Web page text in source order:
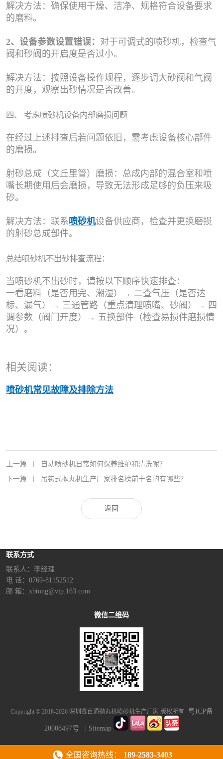
解决方法：确保使用干燥、洁净、规格符合设备要求
的磨料。
2、设备参数设置错误： 对于可调式的喷砂机，检查气
阀和砂阀的开启度是否过小。
解决方法：按照设备操作规程，逐步调大砂阀和气阀
的开度，观察出砂情况是否改善。
四、 考虑喷砂机设备内部磨损问题
在经过上述排查后若问题依旧，需考虑设备核心部件
的磨损。
射砂总成（文丘里管）磨损：总成内部的混合室和喷
嘴长期使用后会磨损，导致无法形成足够的负压来吸
砂。
解决方法：联系喷砂机设备供应商，检查并更换磨损
的射砂总成部件。
总结喷砂机不出砂排查流程：
当喷砂机不出砂时，请按以下顺序快速排查：
一看磨料（是否用完、潮湿）→ 二查气压（是否达
标、漏气）→ 三通管路（重点清理喷嘴、砂阀）→ 四
调参数（阀门开度）→ 五换部件（检查易损件磨损情
况）。
相关阅读：
喷砂机常见故障及排除方法
上一篇
自动喷砂机日常如何保养维护和清洗呢？
下一篇
吊钩式抛丸机生产厂家排名榜前十名的有哪些？
返回
联系方式
联系人：李经理‬
电 话：0769-81152512
邮 箱：xbtong@vip.163.com
微信二维码
Copyright © 2018-2026 深圳鑫百通抛丸机喷砂机生产厂家 版权所有 粤ICP备
20008497号 Sitemap
全国咨询热线： 189-2583-3403